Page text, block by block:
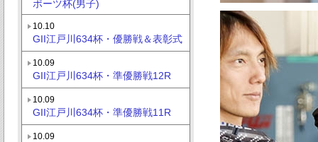
ポーツ杯(男子)
10.10
GII江戸川634杯・優勝戦＆表彰式
10.09
GII江戸川634杯・準優勝戦12R
10.09
GII江戸川634杯・準優勝戦11R
10.09